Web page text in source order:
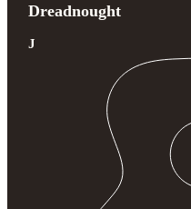
Dreadnought
J